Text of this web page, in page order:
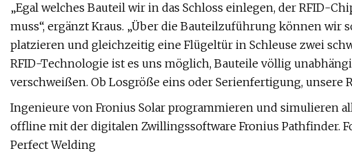
„Egal welches Bauteil wir in das Schloss einlegen, der RFID-
muss“, ergänzt Kraus. „Über die Bauteilzuführung können wir
platzieren und gleichzeitig eine Flügeltür in Schleuse zwei
RFID-Technologie ist es uns möglich, Bauteile völlig
verschweißen. Ob Losgröße eins oder Serienfertigung, unsere
Ingenieure von Fronius Solar programmieren und simulieren
offline mit der digitalen Zwillingssoftware Fronius Pathfinder.
Perfect Welding